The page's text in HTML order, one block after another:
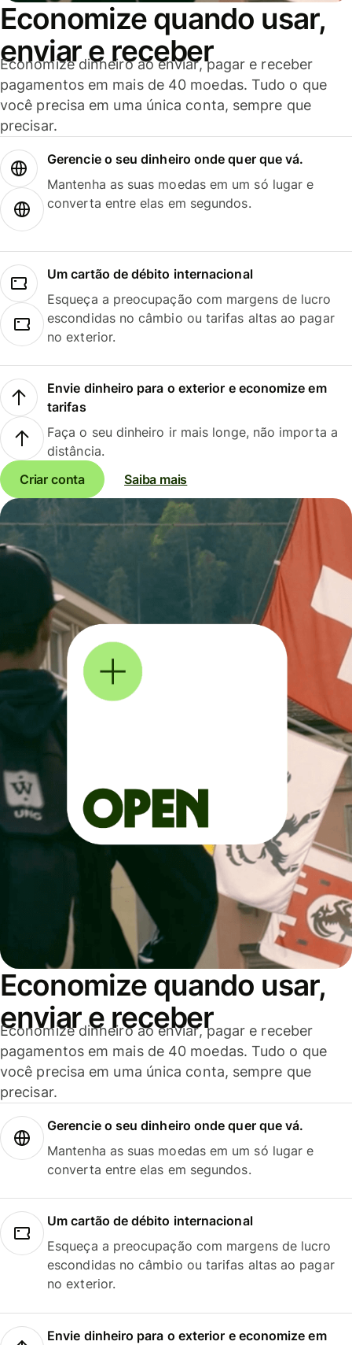
Economize quando usar,
enviar e receber
Economize dinheiro ao enviar, pagar e receber
pagamentos em mais de 40 moedas. Tudo o que
você precisa em uma única conta, sempre que
precisar.
Gerencie o seu dinheiro onde quer que vá.
Mantenha as suas moedas em um só lugar e
converta entre elas em segundos.
Um cartão de débito internacional
Esqueça a preocupação com margens de lucro
escondidas no câmbio ou tarifas altas ao pagar
no exterior.
Envie dinheiro para o exterior e economize em
tarifas
Faça o seu dinheiro ir mais longe, não importa a
distância.
Criar conta
Saiba mais
Economize quando usar,
enviar e receber
Economize dinheiro ao enviar, pagar e receber
pagamentos em mais de 40 moedas. Tudo o que
você precisa em uma única conta, sempre que
precisar.
Gerencie o seu dinheiro onde quer que vá.
Mantenha as suas moedas em um só lugar e
converta entre elas em segundos.
Um cartão de débito internacional
Esqueça a preocupação com margens de lucro
escondidas no câmbio ou tarifas altas ao pagar
no exterior.
Envie dinheiro para o exterior e economize em